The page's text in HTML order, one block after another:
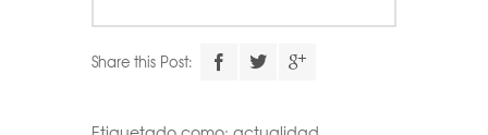
Share this Post: